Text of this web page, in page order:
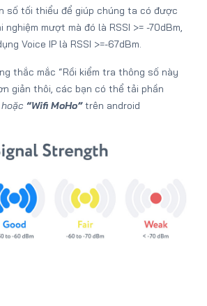
số tối thiểu để giúp chúng ta có được
nghiệm mượt mà đó là RSSI >= -70dBm,
Voice IP là RSSI >=-67dBm.
thắc mắc “Rồi kiểm tra thông số này
giản thôi, các bạn có thể tải phần
hoặc “Wifi MoHo”trên android